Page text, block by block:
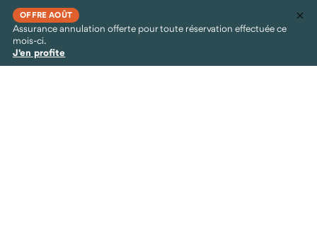
OFFRE AOÛT
Assurance annulation offerte pour toute réservation effectuée ce
mois-ci.
J'en profite